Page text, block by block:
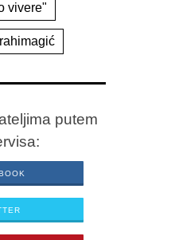
vivere"
putem